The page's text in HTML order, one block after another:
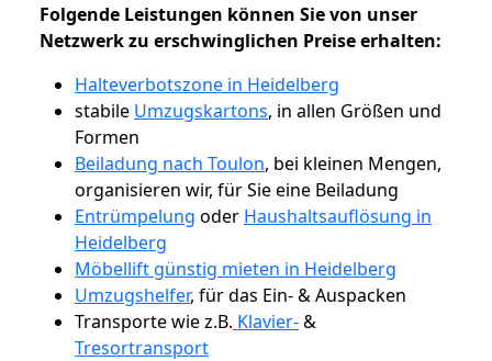
Folgende Leistungen können Sie von unser
Netzwerk zu erschwinglichen Preise erhalten:
Halteverbotszone in Heidelberg
stabile Umzugskartons, in allen Größen und
Formen
Beiladung nach Toulon, bei kleinen Mengen,
organisieren wir, für Sie eine Beiladung
Entrümpelung oder Haushaltsauflösung in
Heidelberg
Möbellift günstig mieten in Heidelberg
Umzugshelfer, für das Ein- & Auspacken
Transporte wie z.B. Klavier-&
Tresortransport